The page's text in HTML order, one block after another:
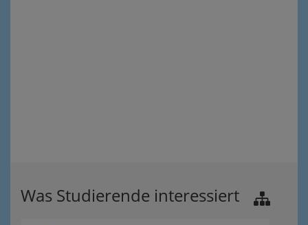
Was Studierende interessiert